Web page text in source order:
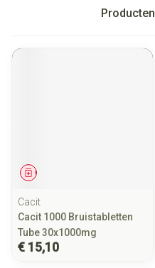
Producten
Geneesmiddel
Cacit
Cacit 1000 Bruistabletten
Tube 30x1000mg
€ 15,10